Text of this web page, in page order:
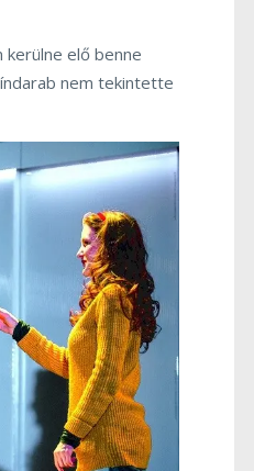
kerülne elő benne
nem tekintette